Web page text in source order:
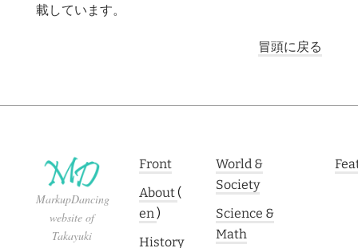
載しています。
冒頭に戻る
MarkupDancing
website of
Takayuki
Front
About (
en)
History
World &
Society
Science &
Math